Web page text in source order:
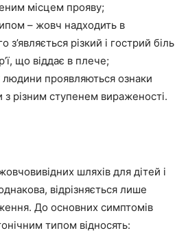
місцем прояву;
– жовч надходить в
з’являється різкий і гострий біль
що віддає в плече;
людини проявляються ознаки
з різним ступенем вираженості.
шляхів для дітей і
відрізняється лише
До основних симптомів
типом відносять: